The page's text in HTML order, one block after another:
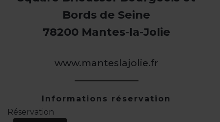
Bords de Seine
78200 Mantes-la-Jolie
www.manteslajolie.fr
Informations réservation
Réservation